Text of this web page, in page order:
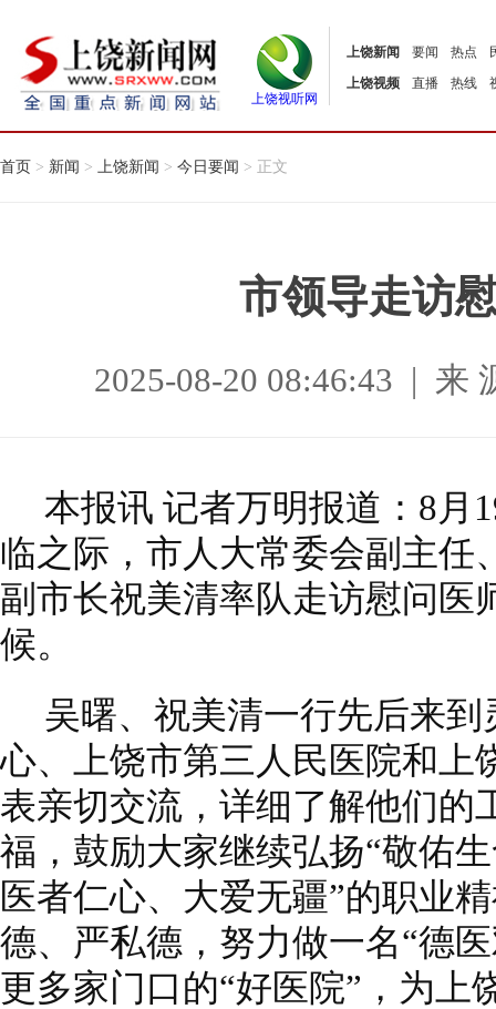
上饶视听网
上饶新闻 要闻 热点
上饶视频
直播 热线
首页 > 新闻 > 上饶新闻 > 今日要闻 > 正文
市领导走访
2025-08-20 08:46:43 | 来
本报讯 记者万明报道：8月
临之际，市人大常委会副主任
副市长祝美清率队走访慰问医
候。
吴曙、祝美清一行先后来
心、上饶市第三人民医院和上
表亲切交流，详细了解他们的
福，鼓励大家继续弘扬“敬佑
医者仁心、大爱无疆”的职业
德、严私德，努力做一名“德
更多家门口的“好医院”，为上